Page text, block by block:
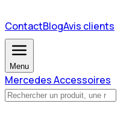
ContactBlogAvis clients
Menu
Mercedes Accessoires